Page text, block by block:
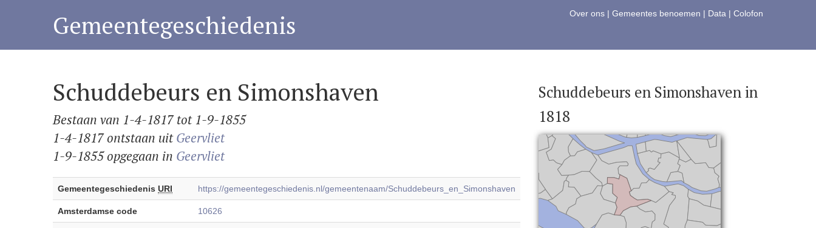
Over ons | Gemeentes benoemen | Data | Colofon
Gemeentegeschiedenis
Schuddebeurs en Simonshaven
Bestaan van 1-4-1817 tot 1-9-1855
1-4-1817 ontstaan uitGeervliet
1-9-1855 opgegaan in Geervliet
Gemeentegeschiedenis URI https://gemeentegeschiedenis.nl/gemeentenaam/Schuddebeurs_en_Simonshaven
Amsterdamse code 10626
Schuddebeurs en Simonshaven in
1818